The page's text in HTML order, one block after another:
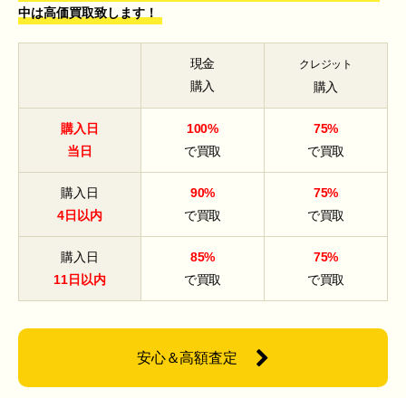
中は高価買取致します！
現金
購入
クレジット
購入
購入日
当日
100%
で買取
75%
で買取
購入日
4日以内
90%
で買取
75%
で買取
購入日
11日以内
85%
で買取
75%
で買取
安心＆高額査定